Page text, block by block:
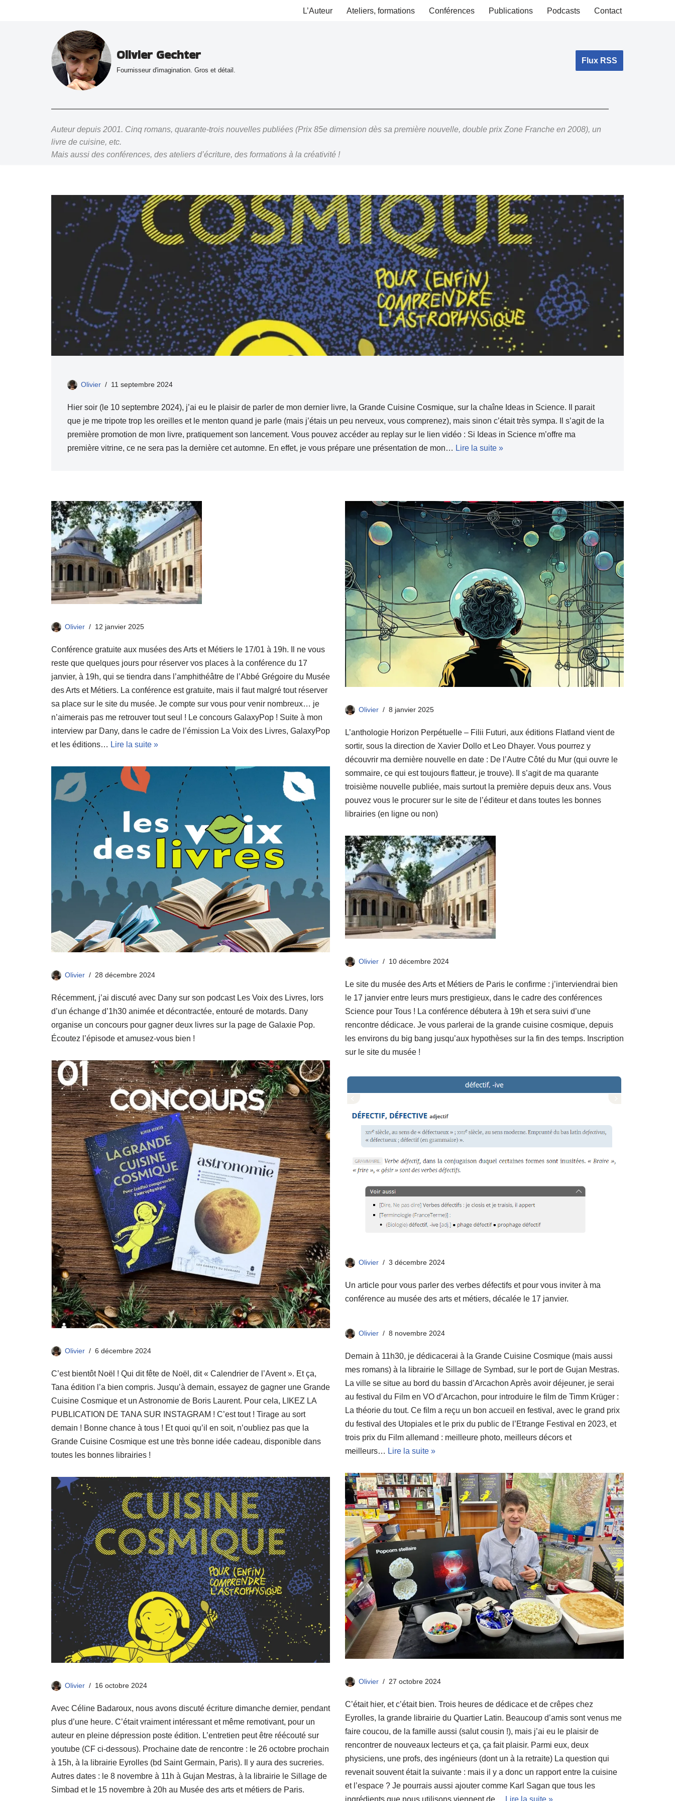
L’Auteur Ateliers, formations Conférences Publications Podcasts Contact
Olivier Gechter
Fournisseur d'imagination. Gros et détail.
Flux RSS
Auteur depuis 2001. Cinq romans, quarante-trois nouvelles publiées (Prix 85e dimension dès sa première nouvelle, double prix Zone Franche en 2008), un
livre de cuisine, etc.
Mais aussi des conférences, des ateliers d’écriture, des formations à la créativité !
Olivier 11 septembre 2024
Hier soir (le 10 septembre 2024), j’ai eu le plaisir de parler de mon dernier livre, la Grande Cuisine Cosmique, sur la chaîne Ideas in Science. Il parait
que je me tripote trop les oreilles et le menton quand je parle (mais j’étais un peu nerveux, vous comprenez), mais sinon c’était très sympa. Il s’agit de la
première promotion de mon livre, pratiquement son lancement. Vous pouvez accéder au replay sur le lien vidéo : Si Ideas in Science m’offre ma
première vitrine, ce ne sera pas la dernière cet automne. En effet, je vous prépare une présentation de mon… Lire la suite »
Olivier 12 janvier 2025
Conférence gratuite aux musées des Arts et Métiers le 17/01 à 19h. Il ne vous
reste que quelques jours pour réserver vos places à la conférence du 17
janvier, à 19h, qui se tiendra dans l’amphithéâtre de l’Abbé Grégoire du Musée
des Arts et Métiers. La conférence est gratuite, mais il faut malgré tout réserver
sa place sur le site du musée. Je compte sur vous pour venir nombreux… je
n’aimerais pas me retrouver tout seul ! Le concours GalaxyPop ! Suite à mon
interview par Dany, dans le cadre de l’émission La Voix des Livres, GalaxyPop
et les éditions… Lire la suite »
Olivier 8 janvier 2025
L’anthologie Horizon Perpétuelle – Filii Futuri, aux éditions Flatland vient de
sortir, sous la direction de Xavier Dollo et Leo Dhayer. Vous pourrez y
découvrir ma dernière nouvelle en date : De l’Autre Côté du Mur (qui ouvre le
sommaire, ce qui est toujours flatteur, je trouve). Il s’agit de ma quarante
troisième nouvelle publiée, mais surtout la première depuis deux ans. Vous
pouvez vous le procurer sur le site de l’éditeur et dans toutes les bonnes
librairies (en ligne ou non)
Olivier 28 décembre 2024
Récemment, j’ai discuté avec Dany sur son podcast Les Voix des Livres, lors
d’un échange d’1h30 animée et décontractée, entouré de motards. Dany
organise un concours pour gagner deux livres sur la page de Galaxie Pop.
Écoutez l’épisode et amusez-vous bien !
Olivier 10 décembre 2024
Le site du musée des Arts et Métiers de Paris le confirme : j’interviendrai bien
le 17 janvier entre leurs murs prestigieux, dans le cadre des conférences
Science pour Tous ! La conférence débutera à 19h et sera suivi d’une
rencontre dédicace. Je vous parlerai de la grande cuisine cosmique, depuis
les environs du big bang jusqu’aux hypothèses sur la fin des temps. Inscription
sur le site du musée !
Olivier 6 décembre 2024
C’est bientôt Noël ! Qui dit fête de Noël, dit « Calendrier de l’Avent ». Et ça,
Tana édition l’a bien compris. Jusqu’à demain, essayez de gagner une Grande
Cuisine Cosmique et un Astronomie de Boris Laurent. Pour cela, LIKEZ LA
PUBLICATION DE TANA SUR INSTAGRAM ! C’est tout ! Tirage au sort
demain ! Bonne chance à tous ! Et quoi qu’il en soit, n’oubliez pas que la
Grande Cuisine Cosmique est une très bonne idée cadeau, disponible dans
toutes les bonnes librairies !
Olivier 3 décembre 2024
Un article pour vous parler des verbes défectifs et pour vous inviter à ma
conférence au musée des arts et métiers, décalée le 17 janvier.
Olivier 8 novembre 2024
Demain à 11h30, je dédicacerai à la Grande Cuisine Cosmique (mais aussi
mes romans) à la librairie le Sillage de Symbad, sur le port de Gujan Mestras.
La ville se situe au bord du bassin d’Arcachon Après avoir déjeuner, je serai
au festival du Film en VO d’Arcachon, pour introduire le film de Timm Krüger :
La théorie du tout. Ce film a reçu un bon accueil en festival, avec le grand prix
du festival des Utopiales et le prix du public de l’Etrange Festival en 2023, et
trois prix du Film allemand : meilleure photo, meilleurs décors et
meilleurs… Lire la suite »
Olivier 27 octobre 2024
C’était hier, et c’était bien. Trois heures de dédicace et de crêpes chez
Eyrolles, la grande librairie du Quartier Latin. Beaucoup d’amis sont venus me
faire coucou, de la famille aussi (salut cousin !), mais j’ai eu le plaisir de
rencontrer de nouveaux lecteurs et ça, ça fait plaisir. Parmi eux, deux
physiciens, une profs, des ingénieurs (dont un à la retraite) La question qui
revenait souvent était la suivante : mais il y a donc un rapport entre la cuisine
et l’espace ? Je pourrais aussi ajouter comme Karl Sagan que tous les
ingrédients que nous utilisons viennent de…
Lire la suite »
Olivier 16 octobre 2024
Avec Céline Badaroux, nous avons discuté écriture dimanche dernier, pendant
plus d’une heure. C’était vraiment intéressant et même remotivant, pour un
auteur en pleine dépression poste édition. L’entretien peut être réécouté sur
youtube (CF ci-dessous). Prochaine date de rencontre : le 26 octobre prochain
à 15h, à la librairie Eyrolles (bd Saint Germain, Paris). Il y aura des sucreries.
Autres dates : le 8 novembre à 11h à Gujan Mestras, à la librairie le Sillage de
Simbad et le 15 novembre à 20h au Musée des arts et métiers de Paris.